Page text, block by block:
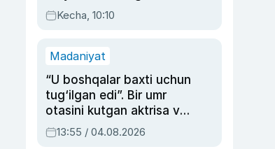
hukmi o‘qildi
Kecha, 10:10
Madaniyat
“U boshqalar baxti uchun
tug‘ilgan edi”. Bir umr
otasini kutgan aktrisa va
dublyaj ustasi Rimma
Ahmedovaning
13:55 / 04.08.2026